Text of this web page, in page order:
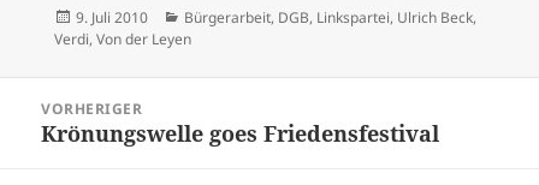
Veröffentlicht
am
9. Juli 2010 Kategorien
Bürgerarbeit, DGB, Linkspartei, Ulrich Beck,
Verdi, Von der Leyen
VORHERIGER
Vorheriger
Krönungswelle goes Friedensfestival